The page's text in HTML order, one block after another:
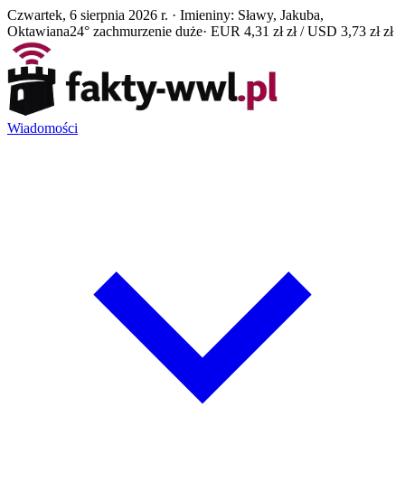
Czwartek, 6 sierpnia 2026 r. · Imieniny: Sławy, Jakuba,
Oktawiana24° zachmurzenie duże· EUR 4,31 zł zł / USD 3,73 zł zł
Wiadomości